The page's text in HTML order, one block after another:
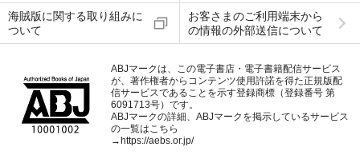
海賊版に関する取り組みに
ついて
お客さまのご利用端末から
の情報の外部送信について
ABJマークは、この電子書店・電子書籍配信サービス
が、著作権者からコンテンツ使用許諾を得た正規版配
信サービスであることを示す登録商標（登録番号 第
6091713号）です。
ABJマークの詳細、ABJマークを掲示しているサービス
の一覧はこちら
→ https://aebs.or.jp/